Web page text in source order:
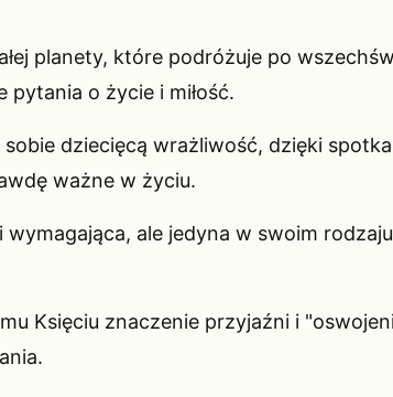
planety, które podróżuje po
o życie i miłość.
sobie dziecięcą wrażliwość, dzięki
ważne w życiu.
wymagająca, ale jedyna w swoim
Księciu znaczenie przyjaźni i